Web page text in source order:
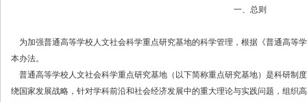
一、总则
为加强普通高等学校人文社会科学重点研究基地的科学管理，根据《普通高等
本办法。
普通高等学校人文社会科学重点研究基地（以下简称重点研究基地）是科研制
绕国家发展战略，针对学科前沿和社会经济发展中的重大理论与实践问题，组织